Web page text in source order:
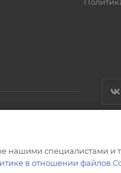
нашими специалистами
в отношении файлов